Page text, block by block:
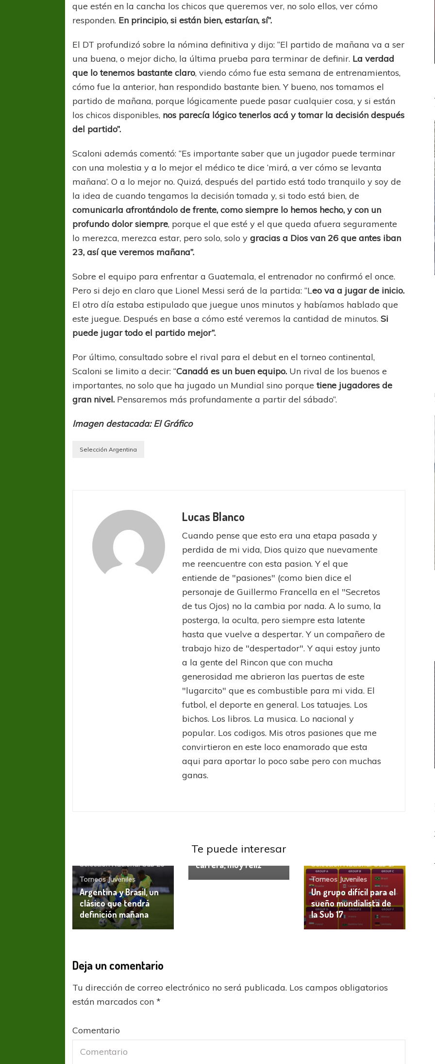
que estén en la cancha los chicos que queremos ver, no solo ellos, ver cómo
responden. En principio, si están bien, estarían, sí”.
El DT profundizó sobre la nómina definitiva y dijo: “El partido de mañana va a ser
una buena, o mejor dicho, la última prueba para terminar de definir. La verdad
que lo tenemos bastante claro, viendo cómo fue esta semana de entrenamientos,
cómo fue la anterior, han respondido bastante bien. Y bueno, nos tomamos el
partido de mañana, porque lógicamente puede pasar cualquier cosa, y si están
los chicos disponibles, nos parecía lógico tenerlos acá y tomar la decisión después
del partido”.
Scaloni además comentó: “Es importante saber que un jugador puede terminar
con una molestia y a lo mejor el médico te dice ‘mirá, a ver cómo se levanta
mañana’. O a lo mejor no. Quizá, después del partido está todo tranquilo y soy de
la idea de cuando tengamos la decisión tomada y, si todo está bien, de
comunicarla afrontándolo de frente, como siempre lo hemos hecho, y con un
profundo dolor siempre, porque el que esté y el que queda afuera seguramente
lo merezca, merezca estar, pero solo, solo ygracias a Dios van 26 que antes iban
23, así que veremos mañana”.
Sobre el equipo para enfrentar a Guatemala, el entrenador no confirmó el once.
Pero si dejo en claro que Lionel Messi será de la partida: “Leo va a jugar de inicio.
El otro día estaba estipulado que juegue unos minutos y habíamos hablado que
este juegue. Después en base a cómo esté veremos la cantidad de minutos.Si
puede jugar todo el partido mejor”.
Por último, consultado sobre el rival para el debut en el torneo continental,
Scaloni se limito a decir: “Canadá es un buen equipo. Un rival de los buenos e
importantes, no solo que ha jugado un Mundial sino porquetiene jugadores de
gran nivel. Pensaremos más profundamente a partir del sábado”.
Imagen destacada: El Gráfico
Selección Argentina
Lucas Blanco
Cuando pense que esto era una etapa pasada y
perdida de mi vida, Dios quizo que nuevamente
me reencuentre con esta pasion. Y el que
entiende de "pasiones" (como bien dice el
personaje de Guillermo Francella en el "Secretos
de tus Ojos) no la cambia por nada. A lo sumo, la
posterga, la oculta, pero siempre esta latente
hasta que vuelve a despertar. Y un compañero de
trabajo hizo de "despertador". Y aqui estoy junto
a la gente del Rincon que con mucha
generosidad me abrieron las puertas de este
"lugarcito" que es combustible para mi vida. El
futbol, el deporte en general. Los tatuajes. Los
bichos. Los libros. La musica. Lo nacional y
popular. Los codigos. Mis otros pasiones que me
convirtieron en este loco enamorado que esta
aqui para aportar lo poco sabe pero con muchas
ganas.
Te puede interesar
Selección Nacional Sub 20
Torneos Juveniles
Argentina y Brasil, un
clásico que tendrá
definición mañana
adiós: “Estoy muy
orgulloso por mi
carrera, muy feliz”
Selección Nacional Sub 17
Torneos Juveniles
Un grupo difícil para el
sueño mundialista de
la Sub 17
Deja un comentario
Tu dirección de correo electrónico no será publicada. Los campos obligatorios
están marcados con*
Comentario
COPA SUDAMERICANA TIGRE
Octavos de Final
COPA SUDAMERICANA LANÚS
Sur Defendido
UEFA CHAMPIONS LEAGUE
PSG celebró el bicampeonato
FÚTBOL FEMENINO
REGIONAL AMATEUR
Verónica jugará ante Estrella del Sur en el
Federal
Las campeonas festejaron ante su gente